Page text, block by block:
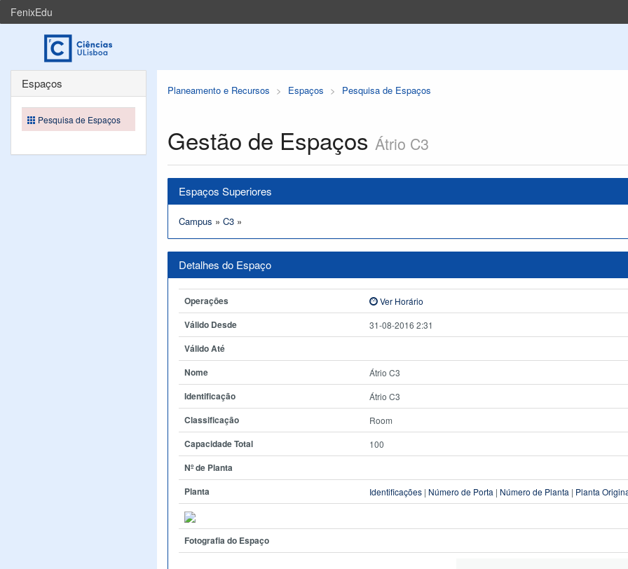
FenixEdu
Planeamento e Recursos Espaços Pesquisa de Espaços
Gestão de Espaços Átrio C3
Espaços Superiores
Campus » C3 »
Detalhes do Espaço
Operações Ver Horário
Válido Desde 31-08-2016 2:31
Válido Até
Nome
Átrio C3
Identificação Átrio C3
Classificação Room
Capacidade Total 100
Nº de Planta
Planta
Identificações | Número de Porta | Número de Planta | Planta
Fotografia do Espaço
Espaços
Pesquisa de Espaços